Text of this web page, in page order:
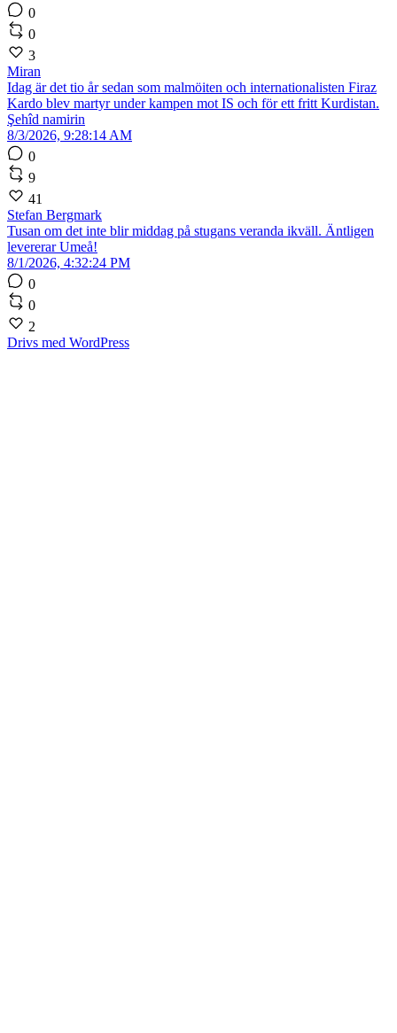
0
0
3
Miran
Idag är det tio år sedan som malmöiten och internationalisten Firaz
Kardo blev martyr under kampen mot IS och för ett fritt Kurdistan.
Şehîd namirin
8/3/2026, 9:28:14 AM
0
9
41
Stefan Bergmark
Tusan om det inte blir middag på stugans veranda ikväll. Äntligen
levererar Umeå!
8/1/2026, 4:32:24 PM
0
0
2
Drivs med WordPress